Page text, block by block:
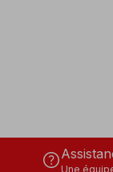
help Une